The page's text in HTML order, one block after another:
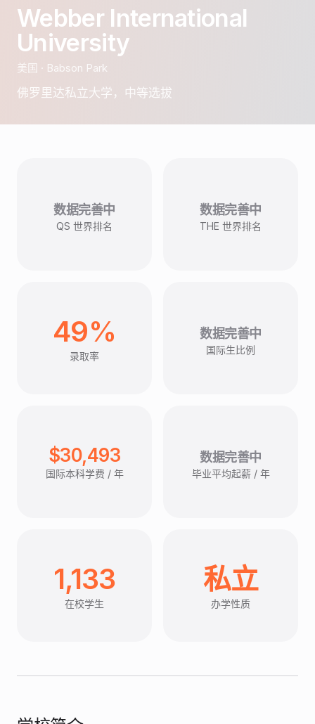
Webber International
University
美国 · Babson Park
佛罗里达私立大学，中等选拔
数据完善中
QS 世界排名
数据完善中
THE 世界排名
49%
录取率
数据完善中
国际生比例
$30,493
国际本科学费 / 年
数据完善中
毕业平均起薪 / 年
1,133
在校学生
私立
办学性质